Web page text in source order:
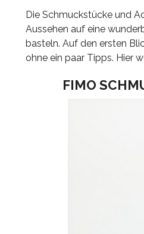
Die Schmuckstücke und
Aussehen auf eine
basteln. Auf den ersten
ohne ein paar Tipps. Hier
FIMO